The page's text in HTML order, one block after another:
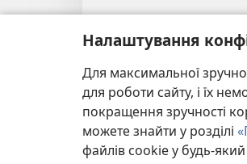
Налаштування
Для максимальної
для роботи сайту, і їх
покращення зручності
можете знайти у розділі
файлів cookie у будь-який
Copyright© 2026 Watch